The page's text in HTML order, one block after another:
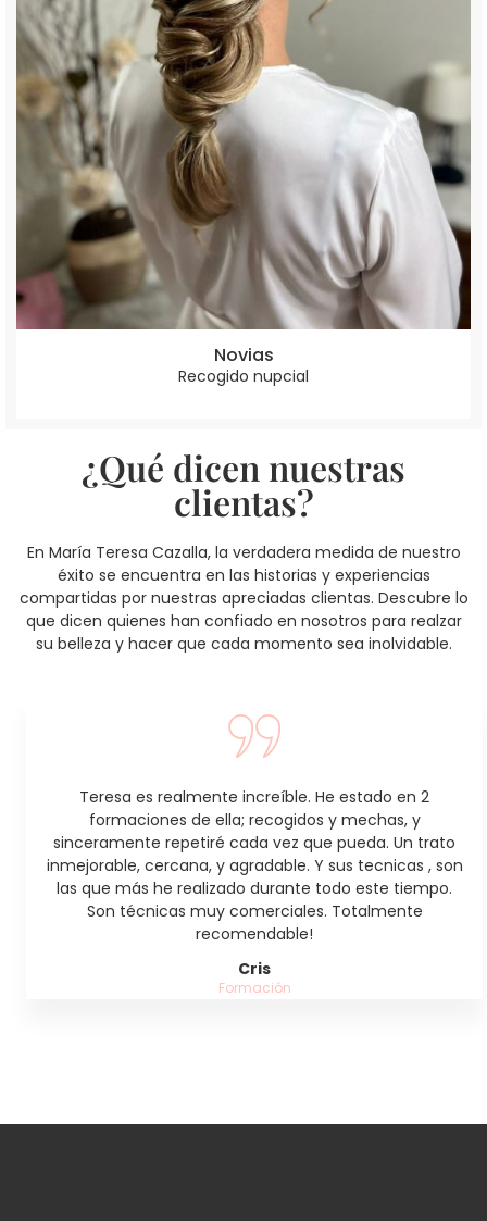
Novias
Recogido nupcial
¿Qué dicen nuestras
clientas?
En María Teresa Cazalla, la verdadera medida de nuestro
éxito se encuentra en las historias y experiencias
compartidas por nuestras apreciadas clientas. Descubre lo
que dicen quienes han confiado en nosotros para realzar
su belleza y hacer que cada momento sea inolvidable.
Cris
Formación
Teresa es realmente increíble. He estado en 2
formaciones de ella; recogidos y mechas, y
sinceramente repetiré cada vez que pueda. Un trato
inmejorable, cercana, y agradable. Y sus tecnicas , son
las que más he realizado durante todo este tiempo.
Son técnicas muy comerciales. Totalmente
recomendable!